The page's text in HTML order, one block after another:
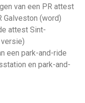
van een PR attest
Galveston (word)
attest Sint-
een park-and-ride
en park-and-